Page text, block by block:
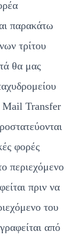
παρακάτω
τρίτου
θα μας
Mail Transfer
φορές
περιεχόμενο
πριν να
του
από